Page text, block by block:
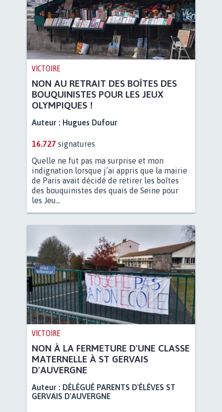
VICTOIRE
NON AU RETRAIT DES BOÎTES DES
BOUQUINISTES POUR LES JEUX
OLYMPIQUES !
Auteur : Hugues Dufour
16.727 signatures
Quelle ne fut pas ma surprise et mon
indignation lorsque j’ai appris que la mairie
de Paris avait décidé de retirer les boîtes
des bouquinistes des quais de Seine pour
les Jeu...
VICTOIRE
NON À LA FERMETURE D'UNE CLASSE
MATERNELLE À ST GERVAIS
D'AUVERGNE
Auteur : DÉLÉGUÉ PARENTS D'ÉLÈVES ST
GERVAIS D'AUVERGNE